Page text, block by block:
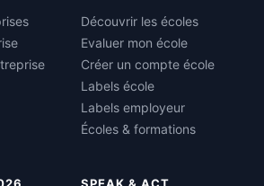
Découvrir les écoles
Evaluer mon école
Créer un compte école
Labels école
Labels employeur
Écoles & formations